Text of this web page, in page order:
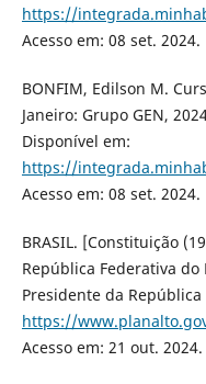
https://
Acesso em: 08 set. 2024.
BONFIM, Edilson M.
Janeiro: Grupo GEN,
Disponível em:
https://
Acesso em: 08 set. 2024.
BRASIL. [Constituição
República Federativa do
Presidente da
https://
Acesso em: 21 out. 2024.